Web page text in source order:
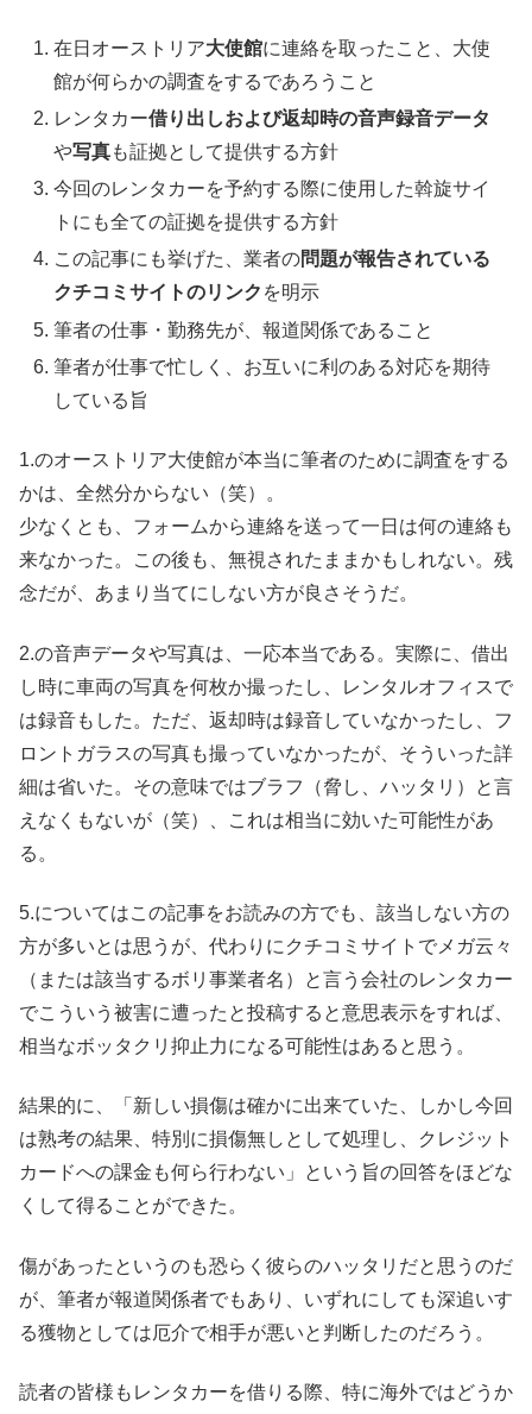
在日オーストリア大使館に連絡を取ったこと、大使
館が何らかの調査をするであろうこと
レンタカー借り出しおよび返却時の音声録音データ
や写真も証拠として提供する方針
今回のレンタカーを予約する際に使用した斡旋サイ
トにも全ての証拠を提供する方針
この記事にも挙げた、業者の問題が報告されている
クチコミサイトのリンク を明示
筆者の仕事・勤務先が、報道関係であること
筆者が仕事で忙しく、お互いに利のある対応を期待
している旨
1.のオーストリア大使館が本当に筆者のために調査をする
かは、全然分からない（笑）。
少なくとも、フォームから連絡を送って一日は何の連絡も
来なかった。この後も、無視されたままかもしれない。残
念だが、あまり当てにしない方が良さそうだ。
2.の音声データや写真は、一応本当である。実際に、借出
し時に車両の写真を何枚か撮ったし、レンタルオフィスで
は録音もした。ただ、返却時は録音していなかったし、フ
ロントガラスの写真も撮っていなかったが、そういった詳
細は省いた。その意味ではブラフ（脅し、ハッタリ）と言
えなくもないが（笑）、これは相当に効いた可能性があ
る。
5.についてはこの記事をお読みの方でも、該当しない方の
方が多いとは思うが、代わりにクチコミサイトでメガ云々
（または該当するボリ事業者名）と言う会社のレンタカー
でこういう被害に遭ったと投稿すると意思表示をすれば、
相当なボッタクリ抑止力になる可能性はあると思う。
結果的に、「新しい損傷は確かに出来ていた、しかし今回
は熟考の結果、特別に損傷無しとして処理し、クレジット
カードへの課金も何ら行わない」という旨の回答をほどな
くして得ることができた。
傷があったというのも恐らく彼らのハッタリだと思うのだ
が、筆者が報道関係者でもあり、いずれにしても深追いす
る獲物としては厄介で相手が悪いと判断したのだろう。
読者の皆様もレンタカーを借りる際、特に海外ではどうか